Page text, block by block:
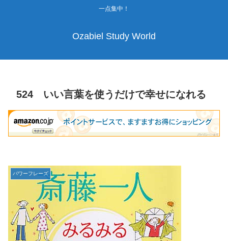
一点集中！
Ozabiel Study World
524 いい言葉を使うだけで幸せになれる
パワーフレーズ